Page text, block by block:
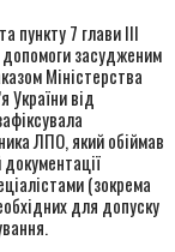
пункту 7 глави III
допомоги засудженим
Міністерства
України від
ЛПО, який обіймав
(зокрема
для допуску